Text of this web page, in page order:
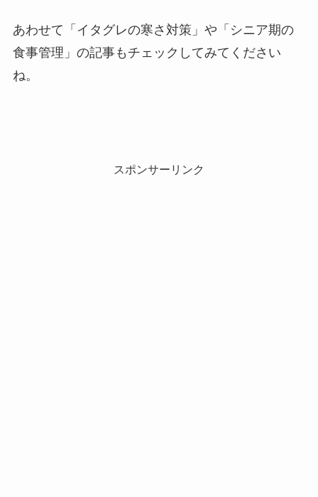
あわせて「イタグレの寒さ対策」や「シニア期の
食事管理」の記事もチェックしてみてください
ね。
スポンサーリンク